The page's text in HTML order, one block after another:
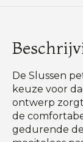
De Slussen
keuze voor
ontwerp
de
gedurende de